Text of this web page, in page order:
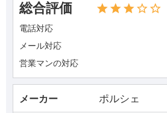
総合評価
電話対応
メール対応
営業マンの対応
メーカー ポルシェ